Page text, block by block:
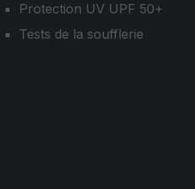
Protection UV UPF 50+
Tests de la soufflerie